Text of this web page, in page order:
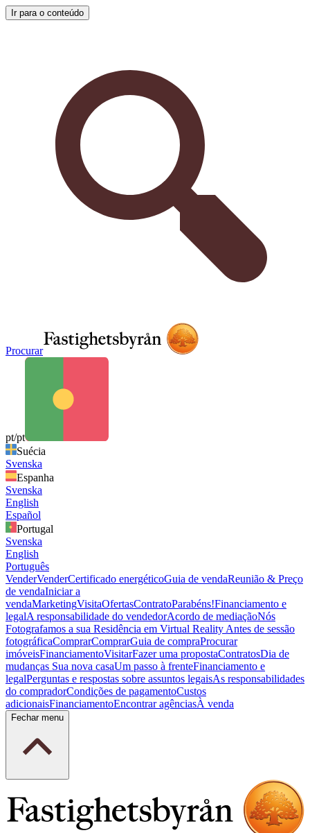
Ir para o conteúdo
Procurar
pt/pt
Suécia
Svenska
Espanha
Svenska
English
Español
Portugal
Svenska
English
Português
VenderVenderCertificado energéticoGuia de vendaReunião & Preço
de vendaIniciar a
vendaMarketingVisitaOfertasContratoParabéns!Financiamento e
legalA responsabilidade do vendedorAcordo de mediaçãoNós
Fotografamos a sua Residência em Virtual Reality Antes de sessão
fotográficaComprarComprarGuia de compraProcurar
imóveisFinanciamentoVisitarFazer uma propostaContratosDia de
mudanças Sua nova casaUm passo à frenteFinanciamento e
legalPerguntas e respostas sobre assuntos legaisAs responsabilidades
do compradorCondições de pagamentoCustos
adicionaisFinanciamentoEncontrar agênciasÀ venda
Fechar menu